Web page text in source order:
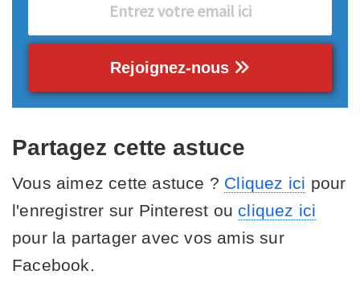
Rejoignez-nous
Partagez cette astuce
Vous aimez cette astuce ? Cliquez ici pour
l'enregistrer sur Pinterest ou cliquez ici
pour la partager avec vos amis sur
Facebook.